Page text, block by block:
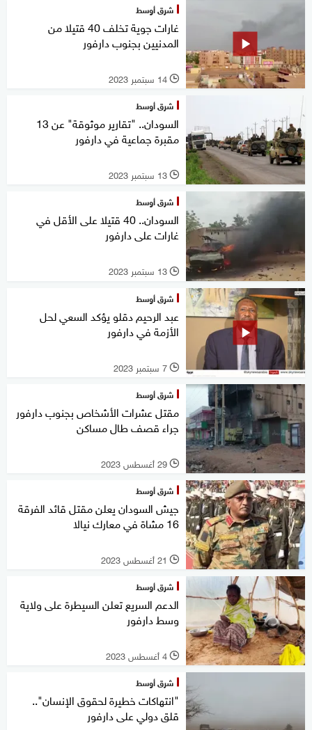
شرق أوسط
غارات جوية تخلف 40 قتيلا من
المدنيين بجنوب دارفور
l 14 سبتمبر 2023
شرق أوسط
السودان.. "تقارير موثوقة" عن 13
مقبرة جماعية في دارفور
l 13 سبتمبر 2023
شرق أوسط
السودان.. 40 قتيلا على الأقل في
غارات على دارفور
l 13 سبتمبر 2023
شرق أوسط
عبد الرحيم دقلو يؤكد السعي لحل
الأزمة في دارفور
l 7 سبتمبر 2023
شرق أوسط
مقتل عشرات الأشخاص بجنوب دارفور
جراء قصف طال مساكن
l 29 أغسطس 2023
شرق أوسط
جيش السودان يعلن مقتل قائد الفرقة
16 مشاة في معارك نيالا
l 21 أغسطس 2023
شرق أوسط
الدعم السريع تعلن السيطرة على ولاية
وسط دارفور
l 4 أغسطس 2023
شرق أوسط
"انتهاكات خطيرة لحقوق الإنسان"..
قلق دولي على دارفور